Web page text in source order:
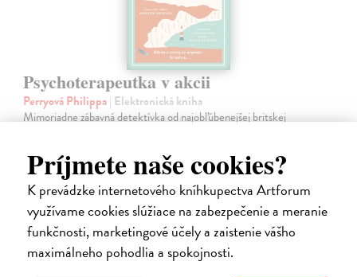
Príjmete naše cookies?
K prevádzke internetového kníhkupectva Artforum
využívame cookies slúžiace na zabezpečenie a meranie
funkčnosti, marketingové účely a zaistenie vášho
maximálneho pohodlia a spokojnosti.
Psychoterapeutka v akcii
Perryová Philippa| Elektronická kniha
Mimoriadne zábavná detektívka od najobľúbenejšej britskej
nájde…
Na stiahnutie akoEPUB, MOBIaPDF
16,95 €